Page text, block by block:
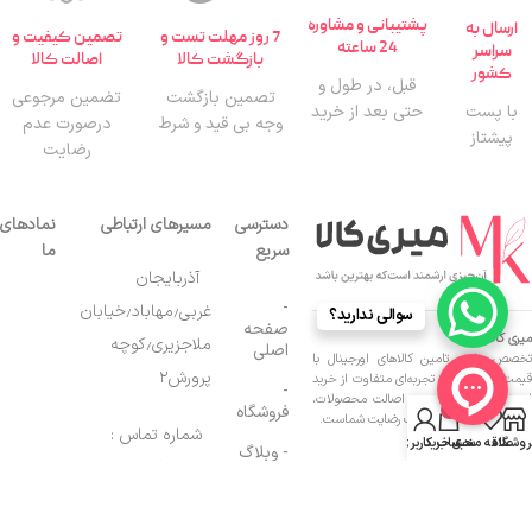
ارسال به
سراسر
کشور
با پست
پیشتاز
پشتیبانی و مشاوره
24 ساعته
قبل، در طول و
حتی بعد از خرید
7 روز مهلت تست و
بازگشت کالا
تصمین بازگشت
وجه بی قید و شرط
تصمین کیفیت و
اصالت کالا
تضمین مرجوعی
درصورت عدم
رضایت
میری کالا:
تخصص ما در تامین کالاهای اورجینال با
قیمت رقابتی و ارائه تجربه‌ای متفاوت از خرید
اینترنتی است. کیفیت و اصالت محصولات،
اولویت اصلی ما برای جلب رضایت شماست.
دسترسی
سریع
-
صفحه
اصلی
-
فروشگاه
- وبلاگ
مسیرهای ارتباطی
آذربایجان
غربی٫مهاباد٫خیابان
ملاجزیری٫کوچه
پرورش۲
شماره تماس :
نمادهای
ما
سوالی ندارید؟
علاقه مندیسبد خرید
حساب کاربری من